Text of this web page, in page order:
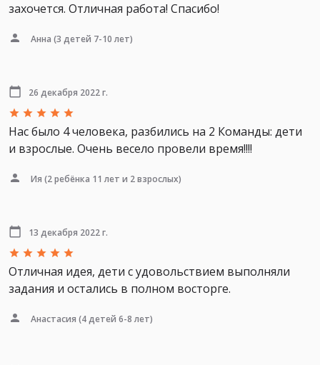
захочется. Отличная работа! Спасибо!
Анна (3 детей 7-10 лет)
26 декабря 2022 г.
Нас было 4 человека, разбились на 2 Команды: дети
и взрослые. Очень весело провели время!!!!
Ия (2 ребёнка 11 лет и 2 взрослых)
13 декабря 2022 г.
Отличная идея, дети с удовольствием выполняли
задания и остались в полном восторге.
Анастасия (4 детей 6-8 лет)